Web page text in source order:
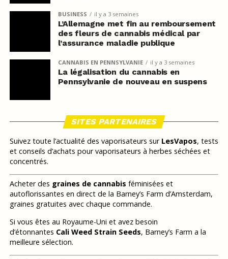
BUSINESS il y a 3 semaines
L’Allemagne met fin au remboursement
des fleurs de cannabis médical par
l’assurance maladie publique
CANNABIS EN PENNSYLVANIE il y a 3 semaines
La légalisation du cannabis en
Pennsylvanie de nouveau en suspens
SITES PARTENAIRES
Suivez toute l’actualité des vaporisateurs sur LesVapos, tests
et conseils d’achats pour vaporisateurs à herbes séchées et
concentrés.
Acheter des graines de cannabis féminisées et
autoflorissantes en direct de la Barney’s Farm d’Amsterdam,
graines gratuites avec chaque commande.
Si vous êtes au Royaume-Uni et avez besoin
d’étonnantes Cali Weed Strain Seeds, Barney’s Farm a la
meilleure sélection.